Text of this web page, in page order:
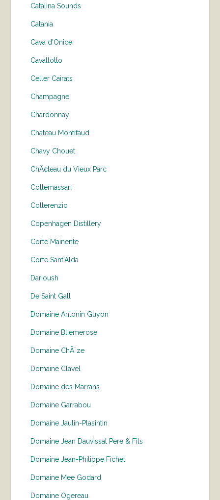
Catalina Sounds
Catania
Cava d'Onice
Cavallotto
Celler Cairats
Champagne
Chardonnay
Chateau Montifaud
Chavy Chouet
ChÃ¢teau du Vieux Parc
Collemassari
Colterenzio
Copenhagen Distillery
Corte Mainente
Corte Sant'Alda
Darioush
De Saint Gall
Domaine Antonin Guyon
Domaine Bliemerose
Domaine ChÃ¨ze
Domaine Clavel
Domaine des Marrans
Domaine Garrabou
Domaine Jaulin-Plasintin
Domaine Jean Dauvissat Pere & Fils
Domaine Jean-Philippe Fichet
Domaine Mee Godard
Domaine Ogereau